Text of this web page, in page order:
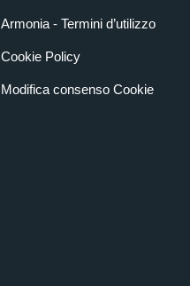
Armonia - Termini d’utilizzo
Cookie Policy
Modifica consenso Cookie